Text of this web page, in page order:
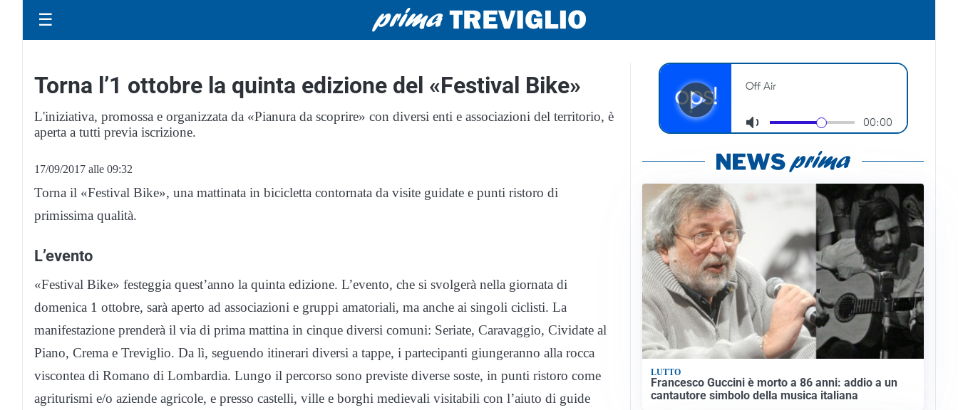
☰
Torna l’1 ottobre la quinta edizione del «Festival Bike»
L'iniziativa, promossa e organizzata da «Pianura da scoprire» con diversi enti e associazioni del territorio, è
aperta a tutti previa iscrizione.
17/09/2017 alle 09:32
Torna il «Festival Bike», una mattinata in bicicletta contornata da visite guidate e punti ristoro di
primissima qualità.
L’evento
«Festival Bike» festeggia quest’anno la quinta edizione. L’evento, che si svolgerà nella giornata di
domenica 1 ottobre, sarà aperto ad associazioni e gruppi amatoriali, ma anche ai singoli ciclisti. La
manifestazione prenderà il via di prima mattina in cinque diversi comuni: Seriate, Caravaggio, Cividate al
Piano, Crema e Treviglio. Da lì, seguendo itinerari diversi a tappe, i partecipanti giungeranno alla rocca
viscontea di Romano di Lombardia. Lungo il percorso sono previste diverse soste, in punti ristoro come
agriturismi e/o aziende agricole, e presso castelli, ville e borghi medievali visitabili con l’aiuto di guide
LUTTO
Francesco Guccini è morto a 86 anni: addio a un
cantautore simbolo della musica italiana